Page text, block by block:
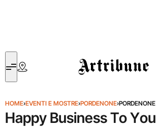
Artribune
HOME›EVENTI E MOSTRE›PORDENONE›PORDENONE
Happy Business To You